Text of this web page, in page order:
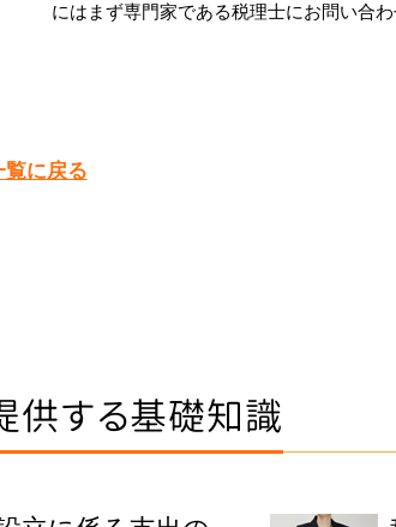
にはまず専門家である税理士にお問い合
覧に戻る
供する基礎知識